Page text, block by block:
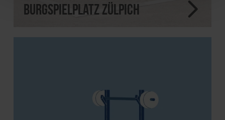
Burgspielplatz Zülpich